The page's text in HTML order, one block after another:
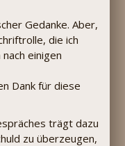
Gedanke. Aber,
die ich
einigen
Dank für diese
trägt dazu
zu überzeugen,